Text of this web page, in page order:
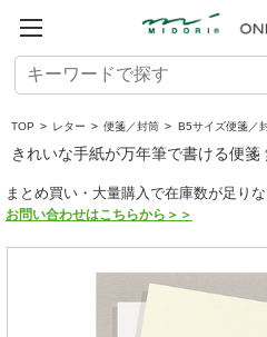
TOP > レター > 便箋／封筒 > B5サイズ便箋／
きれいな手紙が万年筆で書ける便
まとめ買い・大量購入で在庫数が足り
お問い合わせはこちらから＞＞